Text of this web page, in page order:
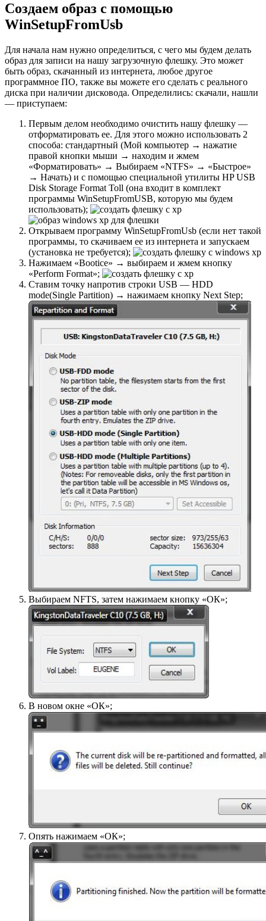
Создаем образ с помощью
WinSetupFromUsb
Для начала нам нужно определиться, с чего мы будем делать
образ для записи на нашу загрузочную флешку. Это может
быть образ, скачанный из интернета, любое другое
программное ПО, также вы можете его сделать с реального
диска при наличии дисковода. Определились: скачали, нашли
— приступаем:
Первым делом необходимо очистить нашу флешку —
отформатировать ее. Для этого можно использовать 2
способа: стандартный (Мой компьютер → нажатие
правой кнопки мыши → находим и жмем
«Форматировать» → Выбираем «NTFS» → «Быстрое»
→ Начать) и с помощью специальной утилиты HP USB
Disk Storage Format Toll (она входит в комплект
программы WinSetupFromUSB, которую мы будем
использовать);
Открываем программу WinSetupFromUsb (если нет такой
программы, то скачиваем ее из интернета и запускаем
(установка не требуется);
Нажимаем «Bootice» → выбираем и жмем кнопку
«Perform Format»;
Ставим точку напротив строки USB — HDD
mode(Single Partition) → нажимаем кнопку Next Step;
Выбираем NFTS, затем нажимаем кнопку «ОК»;
В новом окне «ОК»;
Опять нажимаем «ОК»;